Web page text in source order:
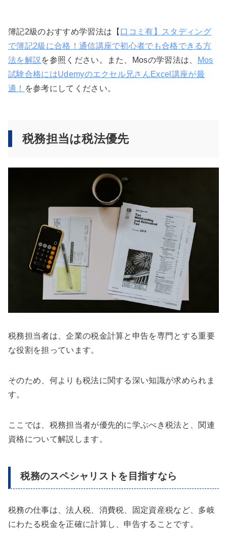
簿記2級のおすすめ学習法は【 口コミ有】スタディング
で簿記2級に合格！通信講座で初心者でも合格できる方
法を解説 を参照ください。また、Mosの学習法は、
Mos
試験合格にはUdemyのエクセル兄さんExcel講座が最
適！ を参考にしてください。
税務担当は税法優先
税務担当者は、企業の税金計算と申告を専門とする重要
な役割を担っています。
そのため、何よりも税法に関する深い知識が求められま
す。
ここでは、税務担当者が優先的に学ぶべき税法と、関連
資格について解説します。
税務のスペシャリストを目指すなら
税務の仕事は、法人税、消費税、固定資産税など、多岐
にわたる税金を正確に計算し、申告することです。